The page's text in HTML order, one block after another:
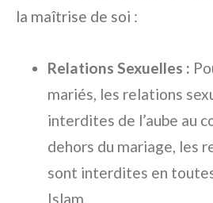
la maîtrise de soi :
Relations Sexuelles :
mariés, les relations
interdites de l’aube au
dehors du mariage, les
sont interdites en
Islam.